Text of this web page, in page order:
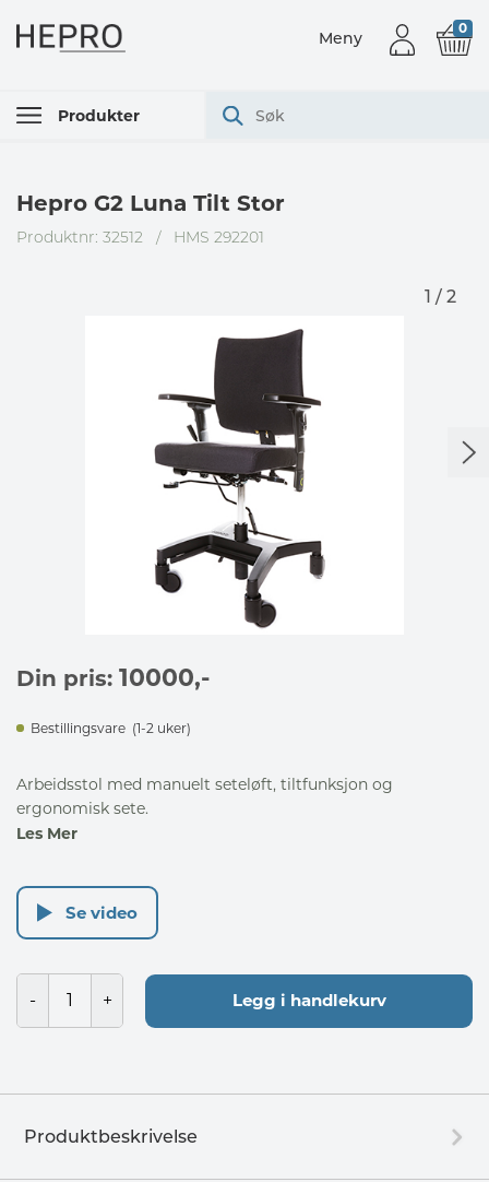
Produkter
Meny
0
Hepro G2 Luna Tilt Stor
Produktnr: 32512 / HMS 292201
1 / 2
Din pris: 10000,-
Bestillingsvare (1-2 uker)
Arbeidsstol med manuelt seteløft, tiltfunksjon og
ergonomisk sete.
Les Mer
Se video
Legg i handlekurv
Produktbeskrivelse